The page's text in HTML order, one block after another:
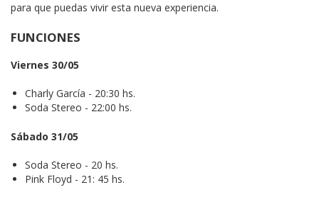
para que puedas vivir esta nueva experiencia.
FUNCIONES
Viernes 30/05
Charly García - 20:30 hs.
Soda Stereo - 22:00 hs.
Sábado 31/05
Soda Stereo - 20 hs.
Pink Floyd - 21: 45 hs.